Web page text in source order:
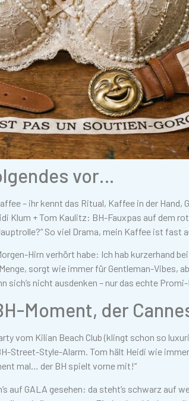
vor…
– ihr kennt das Ritual, Kaffee in der Hand,
Klum + Tom Kaulitz: BH-Fauxpas auf dem
So viel Drama, mein Kaffee ist fast
Hirn verhört habe: Ich hab kurzerhand
sorgt wie immer für Gentleman-Vibes,
sich’s nicht ausdenken – nur das echte
Moment, der
vom Kilian Beach Club (klingt schon so
Street-Style-Alarm. Tom hält Heidi wie
mal… der BH spielt vorne mit!“
auf GALA gesehen: da steht’s schwarz auf